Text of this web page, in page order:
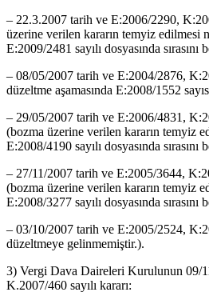
– 22.3.2007 tarih ve E:2006/2290,
üzerine verilen kararın temyiz edilmesi
E:2009/2481 sayılı dosyasında sırasını
– 08/05/2007 tarih ve E:2004/2876,
düzeltme aşamasında E:2008/1552
– 29/05/2007 tarih ve E:2006/4831,
(bozma üzerine verilen kararın temyiz
E:2008/4190 sayılı dosyasında sırasını
– 27/11/2007 tarih ve E:2005/3644,
(bozma üzerine verilen kararın temyiz
E:2008/3277 sayılı dosyasında sırasını
– 03/10/2007 tarih ve E:2005/2524,
düzeltmeye gelinmemiştir.).
3) Vergi Dava Daireleri Kurulunun 09/
K.2007/460 sayılı kararı: